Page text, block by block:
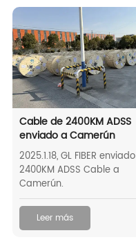
solución OPGW de
extremo a extremo, desde
el diseño personalizado
hasta la instalación
perfecta.
Cable de 2400KM ADSS
enviado a Camerún
2025.1.18, GL FIBER enviado
2400KM ADSS Cable a
Camerún.
Leer más